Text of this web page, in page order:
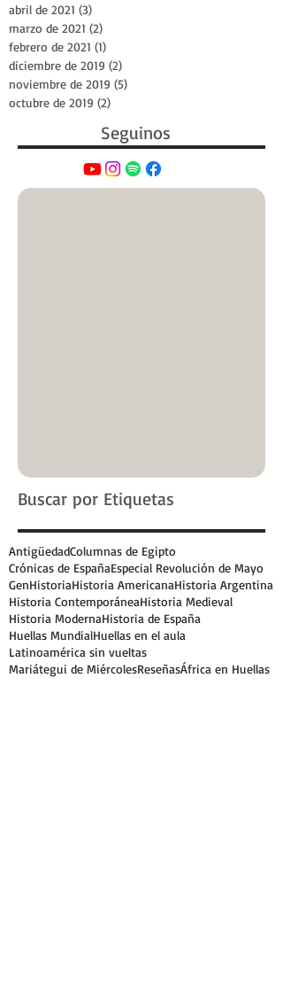
abril de 2021 (3)
marzo de 2021 (2)
febrero de 2021 (1)
diciembre de 2019 (2)
noviembre de 2019 (5)
octubre de 2019 (2)
Seguinos
Buscar por Etiquetas
AntigüedadColumnas de Egipto
Crónicas de EspañaEspecial Revolución de Mayo
GenHistoriaHistoria AmericanaHistoria Argentina
Historia ContemporáneaHistoria Medieval
Historia ModernaHistoria de España
Huellas MundialHuellas en el aula
Latinoamérica sin vueltas
Mariátegui de MiércolesReseñasÁfrica en Huellas